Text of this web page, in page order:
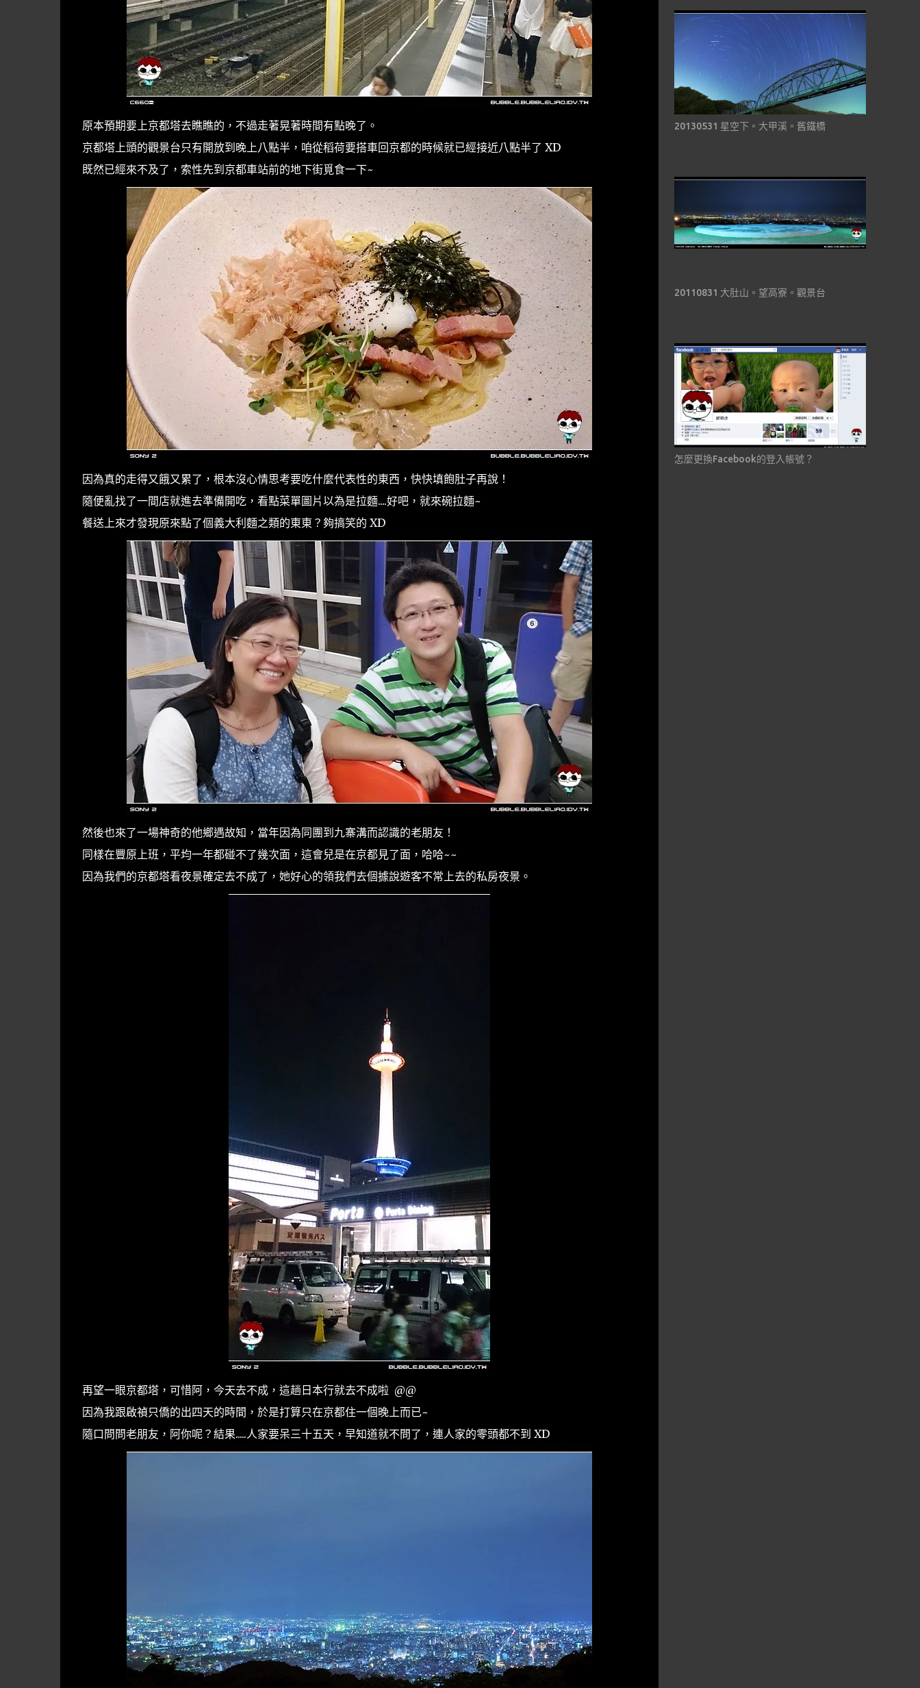
原本預期要上京都塔去瞧瞧的，不過走著晃著時間有點晚了。
京都塔上頭的觀景台只有開放到晚上八點半，咱從稻荷要搭車回京都的時候就已經接近八點半了 XD
既然已經來不及了，索性先到京都車站前的地下街覓食一下~
因為真的走得又餓又累了，根本沒心情思考要吃什麼代表性的東西，快快填飽肚子再說！
隨便亂找了一間店就進去準備開吃，看點菜單圖片以為是拉麵....好吧，就來碗拉麵~
餐送上來才發現原來點了個義大利麵之類的東東？夠搞笑的 XD
然後也來了一場神奇的他鄉遇故知，當年因為同團到九寨溝而認識的老朋友！
同樣在豐原上班，平均一年都碰不了幾次面，這會兒是在京都見了面，哈哈~~
因為我們的京都塔看夜景確定去不成了，她好心的領我們去個據說遊客不常上去的私房夜景。
再望一眼京都塔，可惜阿，今天去不成，這趟日本行就去不成啦 @@
因為我跟啟禎只僑的出四天的時間，於是打算只在京都住一個晚上而已~
隨口問問老朋友，阿你呢？結果.....人家要呆三十五天，早知道就不問了，連人家的零頭都不到 XD
20130531 星空下。大甲溪。舊鐵橋
20110831 大肚山。望高寮。觀景台
怎麼更換Facebook的登入帳號？